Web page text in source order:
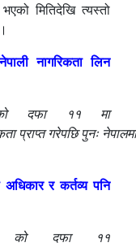
भएको मितिदेखि त्यस्तो
नागरिकता लिन
दफा ११ मा
प्राप्त गरेपछि पुनः नेपालमा
र कर्तव्य पनि
को दफा ११